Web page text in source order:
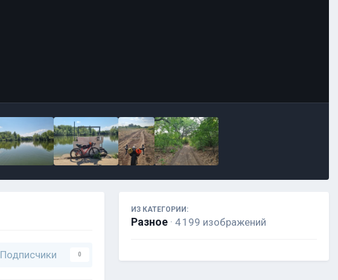
Подписчики 0
ИЗ КАТЕГОРИИ:
Разное · 4 199 изображений